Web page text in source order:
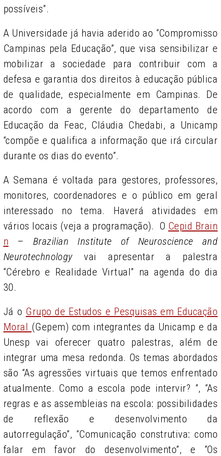
possíveis”.
A Universidade já havia aderido ao “Compromisso
Campinas pela Educação”, que visa sensibilizar e
mobilizar a sociedade para contribuir com a
defesa e garantia dos direitos à educação pública
de qualidade, especialmente em Campinas. De
acordo com a gerente do departamento de
Educação da Feac, Cláudia Chedabi, a Unicamp
“compõe e qualifica a informação que irá circular
durante os dias do evento”.
A Semana é voltada para gestores, professores,
monitores, coordenadores e o público em geral
interessado no tema. Haverá atividades em
vários locais (veja a programação). O Cepid Brain
n – Brazilian Institute of Neuroscience and
Neurotechnologyvai apresentar a palestra
“Cérebro e Realidade Virtual” na agenda do dia
30.
Já o Grupo de Estudos e Pesquisas em Educação
Moral (Gepem) com integrantes da Unicamp e da
Unesp vai oferecer quatro palestras, além de
integrar uma mesa redonda. Os temas abordados
são “As agressões virtuais que temos enfrentado
atualmente. Como a escola pode intervir? ”, “As
regras e as assembleias na escola: possibilidades
de reflexão e desenvolvimento da
autorregulação”, “Comunicação construtiva: como
falar em favor do desenvolvimento”, e “Os